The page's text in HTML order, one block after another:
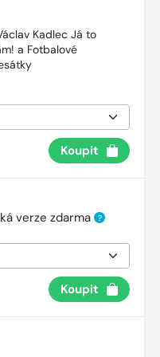
Kadlec Já to
a Fotbalové
Koupit
verze zdarma ?
Koupit